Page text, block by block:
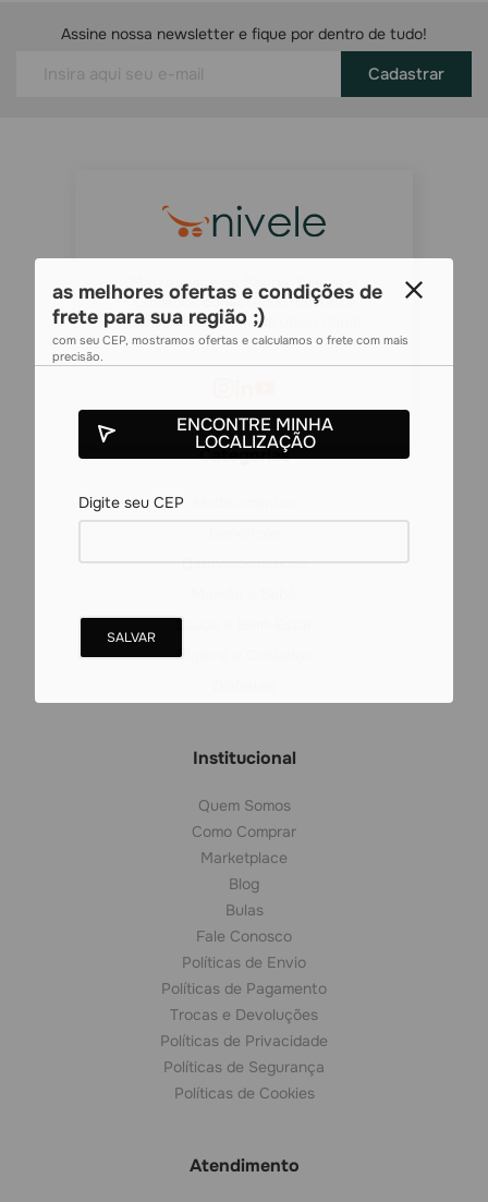
Assine nossa newsletter e fique por dentro de tudo!
Cadastrar
Marketplace de Saúde, Beleza e
Cuidados conectando lojistas e
consumidores em um único canal
Categorias
Dermocosméticos
Saúde e Bem-Estar
Higiene e Cuidados
Institucional
Quem Somos
Como Comprar
Marketplace
Blog
Bulas
Fale Conosco
Políticas de Envio
Políticas de Pagamento
Trocas e Devoluções
Políticas de Privacidade
Políticas de Segurança
Políticas de Cookies
Atendimento
as melhores ofertas e condições de
frete para sua região ;)
com seu CEP, mostramos ofertas e calculamos o frete com mais
precisão.
ENCONTRE MINHA
LOCALIZAÇÃO